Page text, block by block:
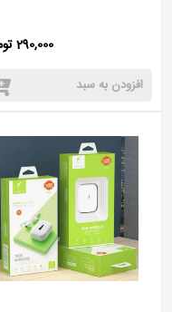
290,000 تومان
افزودن به سبد